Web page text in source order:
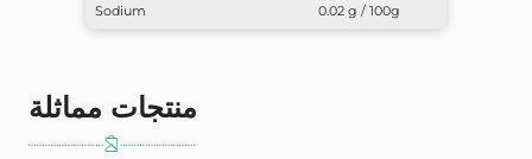
Sodium 0.02 g / 100g
منتجات مماثلة